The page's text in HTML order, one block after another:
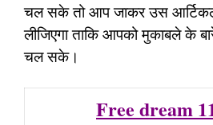
चल सके तो आप जाकर उस
लीजिएगा ताकि आपको मुकाबले के
चल सके।
Free dream